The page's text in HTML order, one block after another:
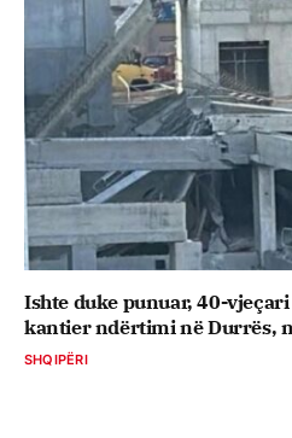
Ishte duke punuar, 40-
kantier ndërtimi në Durrës,
SHQIPËRI